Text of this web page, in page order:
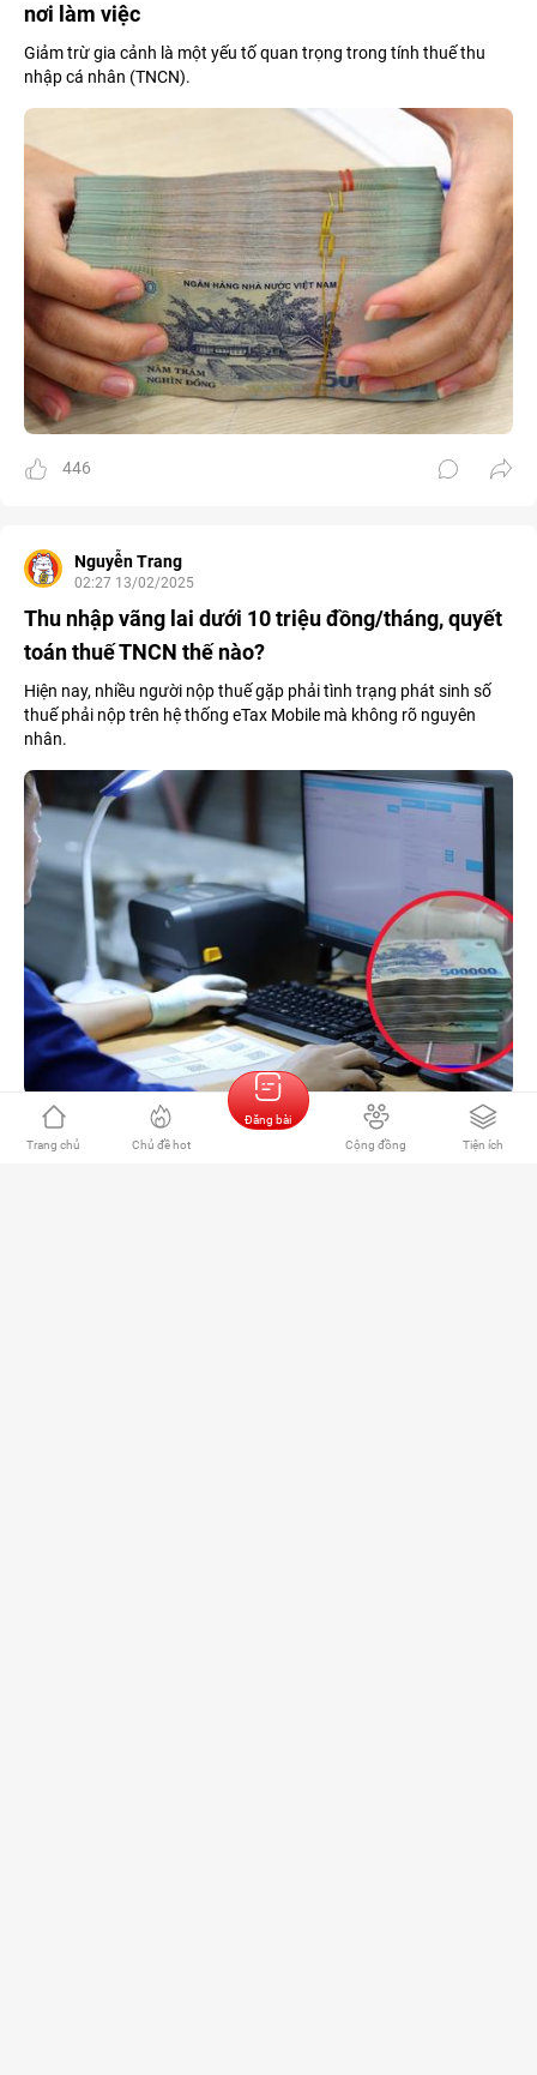
nơi làm việc
Giảm trừ gia cảnh là một yếu tố quan trọng trong tính thuế thu
nhập cá nhân (TNCN).
446
Nguyễn Trang
02:27 13/02/2025
Thu nhập vãng lai dưới 10 triệu đồng/tháng, quyết
toán thuế TNCN thế nào?
Hiện nay, nhiều người nộp thuế gặp phải tình trạng phát sinh số
thuế phải nộp trên hệ thống eTax Mobile mà không rõ nguyên
nhân.
433
Trang chủ Chủ đề hot
Đăng bài
Cộng đồng
Tiện ích